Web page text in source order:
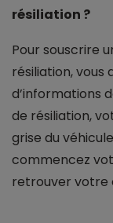
résiliation ?
Pour souscrire
résiliation, vous
d’informations
de résiliation,
grise du
commencez
retrouver votre